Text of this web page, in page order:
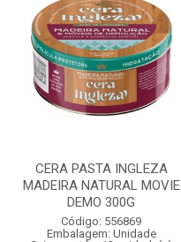
CERA PASTA INGLEZA
MADEIRA NATURAL MOVIE
DEMO 300G
Código: 556869
Embalagem: Unidade